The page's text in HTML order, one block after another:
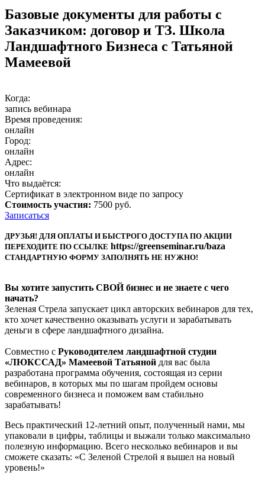
Базовые документы для работы с
Заказчиком: договор и ТЗ. Школа
Ландшафтного Бизнеса с Татьяной
Мамеевой
Когда:
запись вебинара
Время проведения:
онлайн
Город:
онлайн
Адрес:
онлайн
Что выдаётся:
Сертификат в электронном виде по запросу
Стоимость участия: 7500 руб.
Записаться
ДРУЗЬЯ! ДЛЯ ОПЛАТЫ И БЫСТРОГО ДОСTУПА ПО АКЦИИ
ПЕРЕХОДИТЕ ПО ССЫЛКЕ https://greenseminar.ru/baza
СТАНДАРТНУЮ ФОРМУ ЗАПОЛНЯТЬ НЕ НУЖНО!
Вы хотите запустить СВОЙ бизнес и не знаете с чего
начать?
Зеленая Стрела запускает цикл авторских вебинаров для тех,
кто хочет качественно оказывать услуги и зарабатывать
деньги в сфере ландшафтного дизайна.
Совместно с Руководителем ландшафтной студии
«ЛЮКССАД» Мамеевой Татьяной для вас была
разработана программа обучения, состоящая из серии
вебинаров, в которых мы по шагам пройдем основы
современного бизнеса и поможем вам стабильно
зарабатывать!
Весь практический 12-летний опыт, полученный нами, мы
упаковали в цифры, таблицы и выжали только максимально
полезную информацию. Всего несколько вебинаров и вы
сможете сказать: «С Зеленой Стрелой я вышел на новый
уровень!»